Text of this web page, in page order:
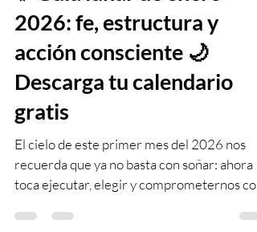
Laura Kryshtar
1 ene
2 min de lectura
✨ Guía lunar de enero
2026: fe, estructura y
acción consciente 🌙
Descarga tu calendario